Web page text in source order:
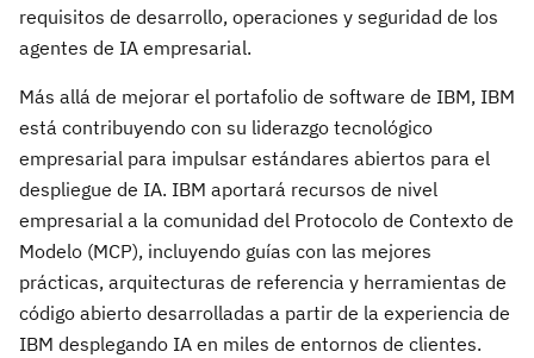
requisitos de desarrollo, operaciones y seguridad de los
agentes de IA empresarial.
Más allá de mejorar el portafolio de software de IBM, IBM
está contribuyendo con su liderazgo tecnológico
empresarial para impulsar estándares abiertos para el
despliegue de IA. IBM aportará recursos de nivel
empresarial a la comunidad del Protocolo de Contexto de
Modelo (MCP), incluyendo guías con las mejores
prácticas, arquitecturas de referencia y herramientas de
código abierto desarrolladas a partir de la experiencia de
IBM desplegando IA en miles de entornos de clientes.